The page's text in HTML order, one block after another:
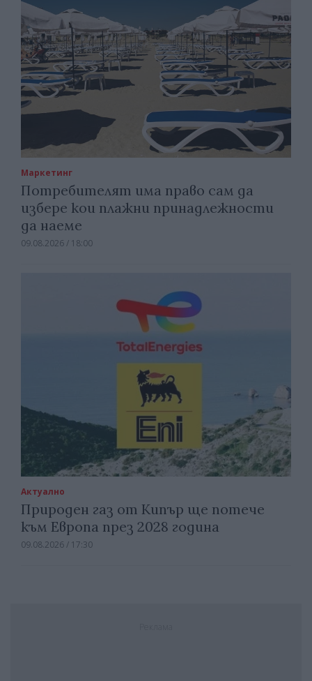
Маркетинг
Потребителят има право сам да
избере кои плажни принадлежности
да наеме
09.08.2026 / 18:00
Актуално
Природен газ от Кипър ще потече
към Европа през 2028 година
09.08.2026 / 17:30